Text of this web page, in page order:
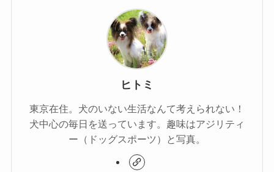
ヒトミ
東京在住。犬のいない生活なんて考えられない！
犬中心の毎日を送っています。趣味はアジリティ
ー（ドッグスポーツ）と写真。